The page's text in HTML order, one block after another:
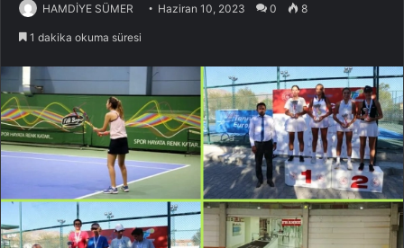
HAMDİYE SÜMER Haziran 10, 2023 0 8
1 dakika okuma süresi